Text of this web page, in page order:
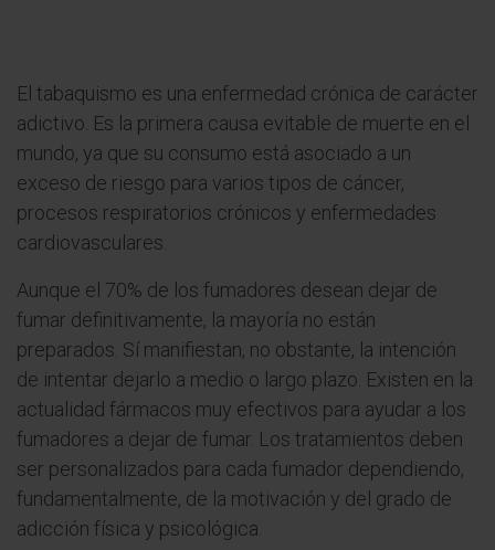
El tabaquismo es una enfermedad crónica de carácter
adictivo. Es la primera causa evitable de muerte en el
mundo, ya que su consumo está asociado a un
exceso de riesgo para varios tipos de cáncer,
procesos respiratorios crónicos y enfermedades
cardiovasculares.
Aunque el 70% de los fumadores desean dejar de
fumar definitivamente, la mayoría no están
preparados. Sí manifiestan, no obstante, la intención
de intentar dejarlo a medio o largo plazo. Existen en la
actualidad fármacos muy efectivos para ayudar a los
fumadores a dejar de fumar. Los tratamientos deben
ser personalizados para cada fumador dependiendo,
fundamentalmente, de la motivación y del grado de
adicción física y psicológica.